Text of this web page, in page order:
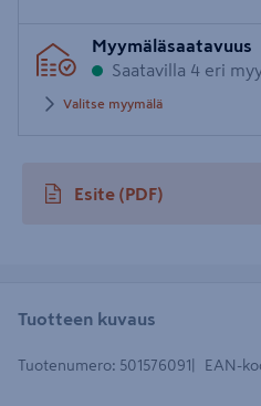
postinumero
Myymäläsaatavuus
Saatavilla 4 eri
Valitse myymälä
Esite (PDF)
avautuu uuteen välilehteen
Tuotteen kuvaus
Tuotenumero: 501576091 EAN-